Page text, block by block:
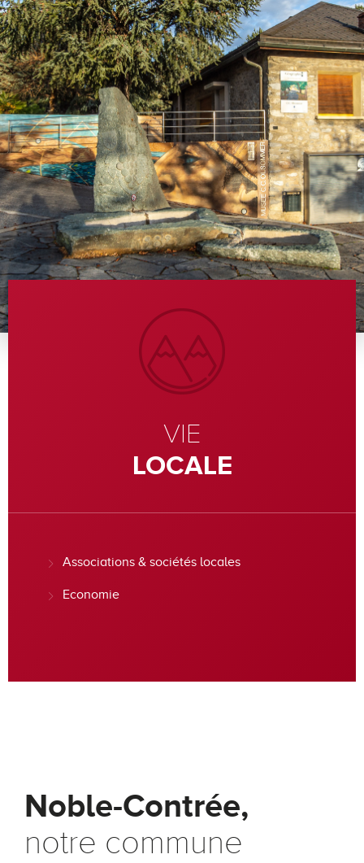
VIE
LOCALE
Associations & sociétés locales
Economie
Noble-Contrée,
notre commune